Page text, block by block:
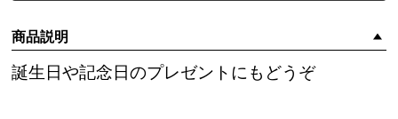
商品説明
誕生日や記念日のプレゼントにもどうぞ